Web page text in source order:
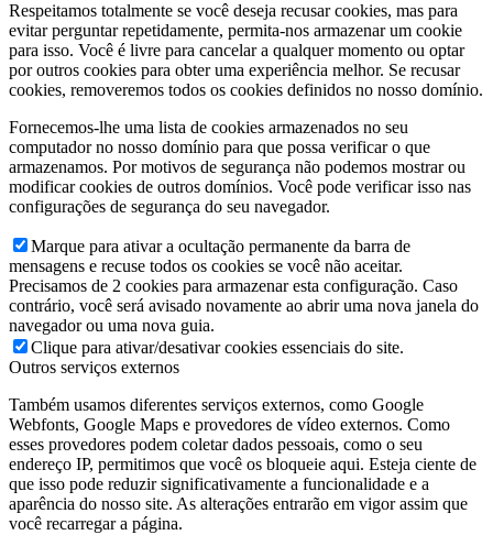
Respeitamos totalmente se você deseja recusar cookies, mas para
evitar perguntar repetidamente, permita-nos armazenar um cookie
para isso. Você é livre para cancelar a qualquer momento ou optar
por outros cookies para obter uma experiência melhor. Se recusar
cookies, removeremos todos os cookies definidos no nosso domínio.
Fornecemos-lhe uma lista de cookies armazenados no seu
computador no nosso domínio para que possa verificar o que
armazenamos. Por motivos de segurança não podemos mostrar ou
modificar cookies de outros domínios. Você pode verificar isso nas
configurações de segurança do seu navegador.
Marque para ativar a ocultação permanente da barra de
mensagens e recuse todos os cookies se você não aceitar.
Precisamos de 2 cookies para armazenar esta configuração. Caso
contrário, você será avisado novamente ao abrir uma nova janela do
navegador ou uma nova guia.
Clique para ativar/desativar cookies essenciais do site.
Outros serviços externos
Também usamos diferentes serviços externos, como Google
Webfonts, Google Maps e provedores de vídeo externos. Como
esses provedores podem coletar dados pessoais, como o seu
endereço IP, permitimos que você os bloqueie aqui. Esteja ciente de
que isso pode reduzir significativamente a funcionalidade e a
aparência do nosso site. As alterações entrarão em vigor assim que
você recarregar a página.